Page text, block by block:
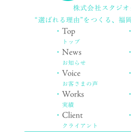
株式会社スタジ
“選ばれる理由”をつくる、福
・Top
トップ
・News
お知らせ
・Voice
お客さまの声
・Works
実績
・ Client
クライアント
・
・
・
・
・